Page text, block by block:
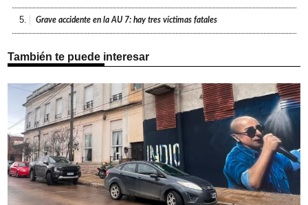
5. Grave accidente en la AU 7: hay tres víctimas fatales
También te puede interesar